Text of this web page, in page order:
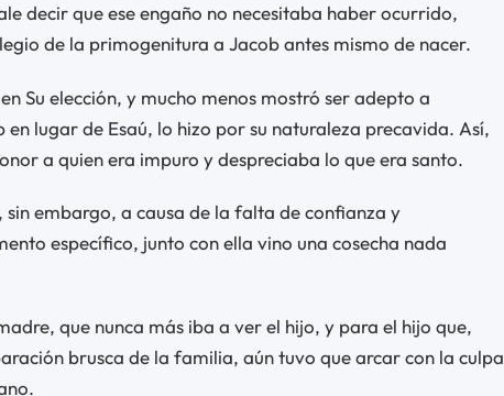
decir que ese engaño no necesitaba haber ocurrido,
de la primogenitura a Jacob antes mismo de nacer.
Su elección, y mucho menos mostró ser adepto a
lugar de Esaú, lo hizo por su naturaleza precavida. Así,
a quien era impuro y despreciaba lo que era santo.
sin embargo, a causa de la falta de confianza y
específico, junto con ella vino una cosecha nada
que nunca más iba a ver el hijo, y para el hijo que,
brusca de la familia, aún tuvo que arcar con la culpa